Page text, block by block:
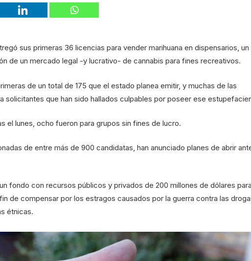
sus primeras 36 licencias para vender marihuana en dispensarios, un
de un mercado legal -y lucrativo- de cannabis para fines recreativos.
de un total de 175 que el estado planea emitir, y muchas de las
solicitantes que han sido hallados culpables por poseer ese
el lunes, ocho fueron para grupos sin fines de lucro.
de entre más de 900 candidatas, han anunciado planes de abrir
fondo con recursos públicos y privados de 200 millones de dólares
de compensar por los estragos causados por la guerra contra las
étnicas.